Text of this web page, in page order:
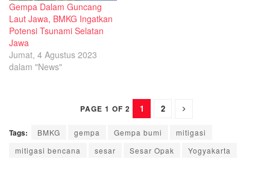
Gempa Dalam Guncang
Laut Jawa, BMKG Ingatkan
Potensi Tsunami Selatan
Jawa
Jumat, 4 Agustus 2023
dalam "News"
PAGE 1 OF 2 1 2
Tags: BMKG gempa Gempa bumi
mitigasi
mitigasi bencana
sesar Sesar Opak Yogyakarta